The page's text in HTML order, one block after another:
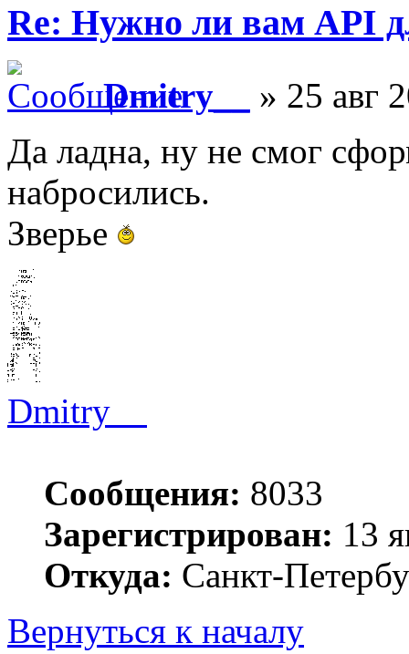
Re: Нужно ли вам API
Dmitry__
» 25 авг
Да ладна, ну не смог
набросились.
Зверье
Dmitry__
Сообщения: 8033
Зарегистрирован: 13
Откуда: Санкт-
Вернуться к началу